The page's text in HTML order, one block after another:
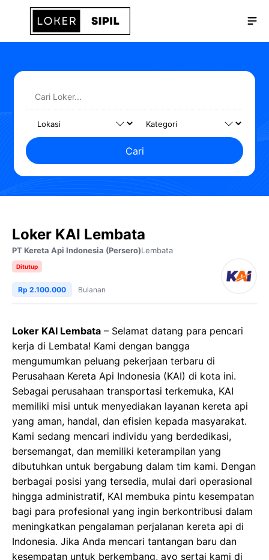
Langsung
Cari
Loker KAI Lembata
PT Kereta Api Indonesia (Persero)Lembata
Ditutup
Rp 2.100.000 Bulanan
Loker KAI Lembata – Selamat datang para pencari
kerja di Lembata! Kami dengan bangga
mengumumkan peluang pekerjaan terbaru di
Perusahaan Kereta Api Indonesia (KAI) di kota ini.
Sebagai perusahaan transportasi terkemuka, KAI
memiliki misi untuk menyediakan layanan kereta api
yang aman, handal, dan efisien kepada masyarakat.
Kami sedang mencari individu yang berdedikasi,
bersemangat, dan memiliki keterampilan yang
dibutuhkan untuk bergabung dalam tim kami. Dengan
berbagai posisi yang tersedia, mulai dari operasional
hingga administratif, KAI membuka pintu kesempatan
bagi para profesional yang ingin berkontribusi dalam
meningkatkan pengalaman perjalanan kereta api di
Indonesia. Jika Anda mencari tantangan baru dan
kesempatan untuk berkembang, ayo sertai kami di